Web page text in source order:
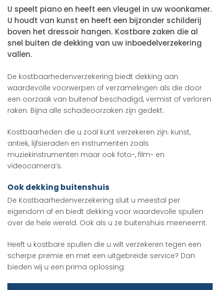
U speelt piano en heeft een vleugel in uw woonkamer.
U houdt van kunst en heeft een bijzonder schilderij
boven het dressoir hangen. Kostbare zaken die al
snel buiten de dekking van uw inboedelverzekering
vallen.
De kostbaarhedenverzekering biedt dekking aan
waardevolle voorwerpen of verzamelingen als die door
een oorzaak van buitenaf beschadigd, vermist of verloren
raken. Bijna alle schadeoorzaken zijn gedekt.
Kostbaarheden die u zoal kunt verzekeren zijn: kunst,
antiek, lijfsieraden en instrumenten zoals
muziekinstrumenten maar ook foto-, film- en
videocamera’s.
Ook dekking buitenshuis
De Kostbaarhedenverzekering sluit u meestal per
eigendom af en biedt dekking voor waardevolle spullen
over de hele wereld. Ook als u ze buitenshuis meeneemt.
Heeft u kostbare spullen die u wilt verzekeren tegen een
scherpe premie en met een uitgebreide service? Dan
bieden wij u een prima oplossing.